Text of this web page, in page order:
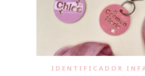
IDENTIFICADOR